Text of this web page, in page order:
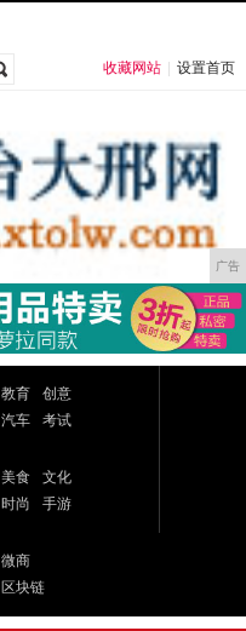
收藏网站 设置首页
广告
教育
创意
汽车
考试
美食
文化
时尚
手游
微商
区块链